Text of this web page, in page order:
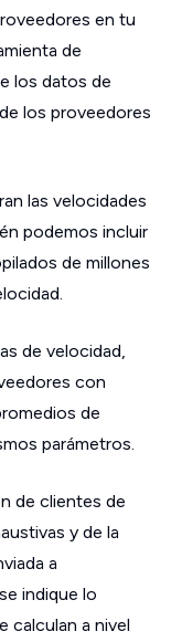
en tu
de
los datos de
los proveedores
las velocidades
podemos incluir
de millones
de velocidad,
con
de
parámetros.
de clientes de
y de la
a
indique lo
calculan a nivel